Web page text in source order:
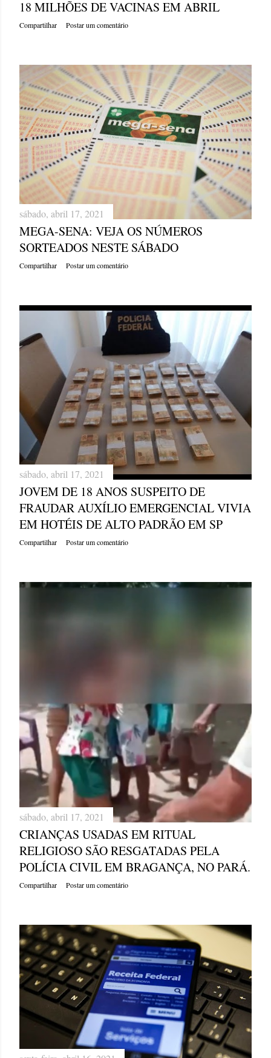
18 MILHÕES DE VACINAS EM ABRIL
Compartilhar Postar um comentário
sábado, abril 17, 2021
MEGA-SENA: VEJA OS NÚMEROS
SORTEADOS NESTE SÁBADO
Compartilhar Postar um comentário
sábado, abril 17, 2021
JOVEM DE 18 ANOS SUSPEITO DE
FRAUDAR AUXÍLIO EMERGENCIAL VIVIA
EM HOTÉIS DE ALTO PADRÃO EM SP
Compartilhar Postar um comentário
sábado, abril 17, 2021
CRIANÇAS USADAS EM RITUAL
RELIGIOSO SÃO RESGATADAS PELA
POLÍCIA CIVIL EM BRAGANÇA, NO PARÁ.
Compartilhar Postar um comentário